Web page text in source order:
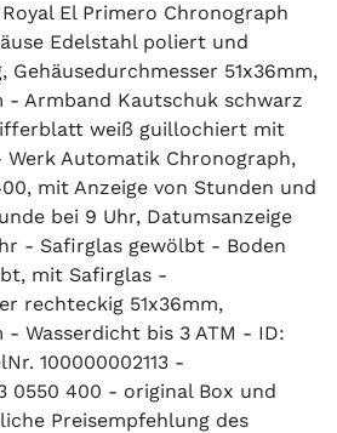
El Primero Chronograph
Edelstahl poliert und
51x36mm,
- Armband Kautschuk schwarz
weiß guillochiert mit
Automatik Chronograph,
mit Anzeige von Stunden und
bei 9 Uhr, Datumsanzeige
- Safirglas gewölbt - Boden
mit Safirglas -
rechteckig 51x36mm,
- Wasserdicht bis 3 ATM - ID:
100000002113 -
0550 400 - original Box und
Preisempfehlung des